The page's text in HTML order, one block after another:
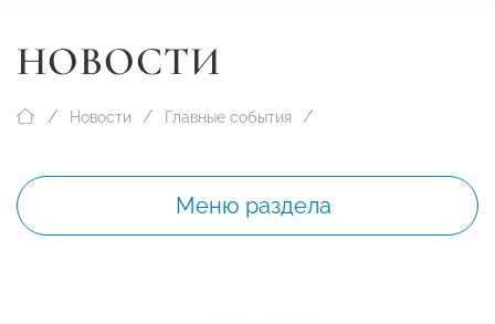
НОВОСТИ
Новости Главные события
Меню раздела